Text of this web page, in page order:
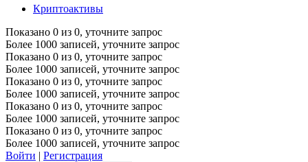
Криптоактивы
Показано 0 из 0, уточните запрос
Более 1000 записей, уточните запрос
Показано 0 из 0, уточните запрос
Более 1000 записей, уточните запрос
Показано 0 из 0, уточните запрос
Более 1000 записей, уточните запрос
Показано 0 из 0, уточните запрос
Более 1000 записей, уточните запрос
Показано 0 из 0, уточните запрос
Более 1000 записей, уточните запрос
Войти | Регистрация